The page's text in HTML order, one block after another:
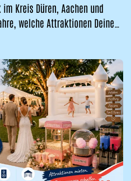
Kreis Düren, Aachen und
welche Attraktionen Deine